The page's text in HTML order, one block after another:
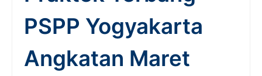
PSPP Yogyakarta
Angkatan Maret